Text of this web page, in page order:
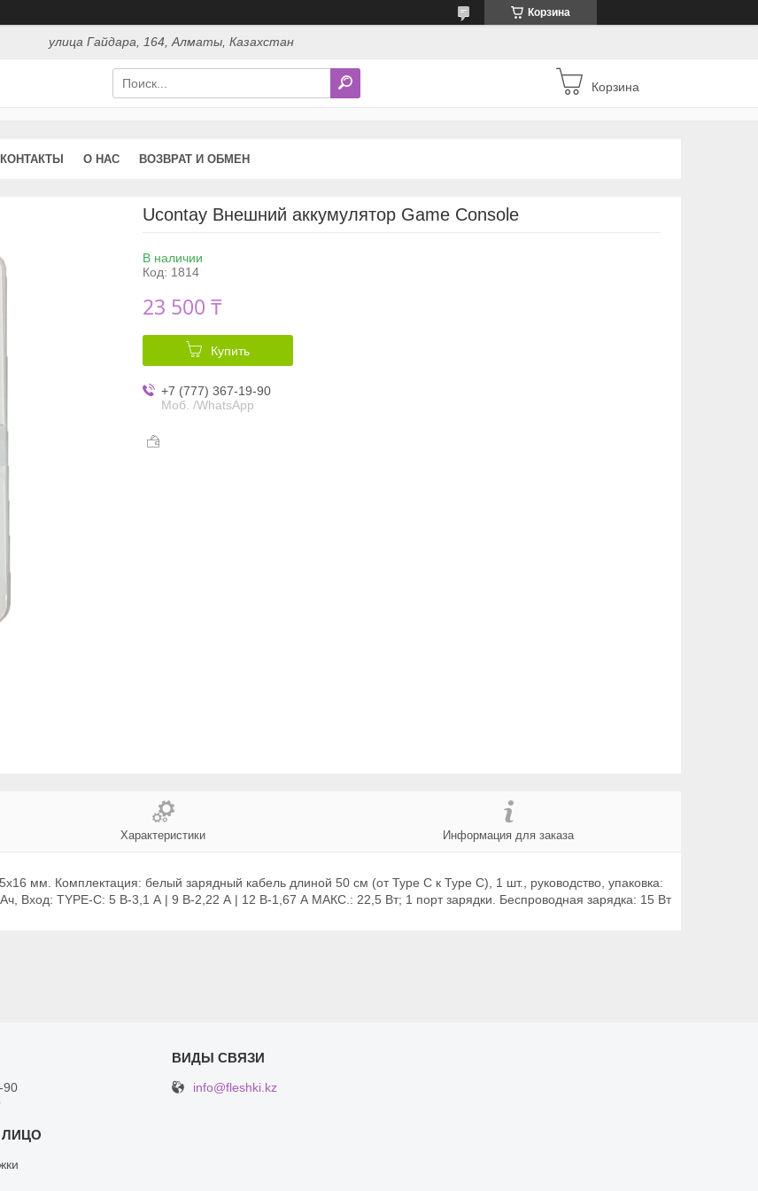
Корзина
улица Гайдара, 164, Алматы, Казахстан
Корзина
КОНТАКТЫ О НАС ВОЗВРАТ И ОБМЕН
Ucontay Внешний аккумулятор Game Console
В наличии
Код: 1814
23 500 ₸
Купить
+7 (777) 367-19-90
Моб. /WhatsApp
Характеристики Информация для заказа
мм. Комплектация: белый зарядный кабель длиной 50 см (от Type C к Type C), 1 шт., руководство, упаковка:
Вход: TYPE-C: 5 В-3,1 А | 9 В-2,22 А | 12 В-1,67 А МАКС.: 22,5 Вт; 1 порт зарядки. Беспроводная зарядка: 15 Вт
90
info@fleshki.kz